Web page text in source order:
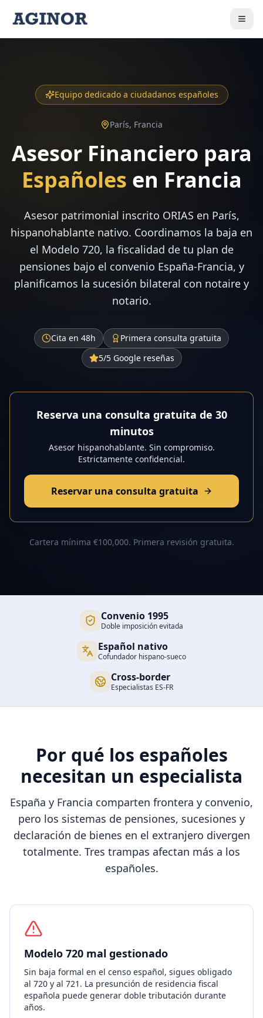
Equipo dedicado a ciudadanos españoles
París, Francia
Asesor Financiero para
Españoles en Francia
Asesor patrimonial inscrito ORIAS en París,
hispanohablante nativo. Coordinamos la baja en
el Modelo 720, la fiscalidad de tu plan de
pensiones bajo el convenio España-Francia, y
planificamos la sucesión bilateral con notaire y
notario.
Cita en 48h
Primera consulta gratuita
5/5 Google reseñas
Reserva una consulta gratuita de 30
minutos
Asesor hispanohablante. Sin compromiso.
Estrictamente confidencial.
Reservar una consulta gratuita
Cartera mínima €100,000. Primera revisión gratuita.
Convenio 1995
Doble imposición evitada
Español nativo
Cofundador hispano-sueco
Cross-border
Especialistas ES-FR
Por qué los españoles
necesitan un especialista
España y Francia comparten frontera y convenio,
pero los sistemas de pensiones, sucesiones y
declaración de bienes en el extranjero divergen
totalmente. Tres trampas afectan más a los
españoles.
Modelo 720 mal gestionado
Sin baja formal en el censo español, sigues obligado
al 720 y al 721. La presunción de residencia fiscal
española puede generar doble tributación durante
años.